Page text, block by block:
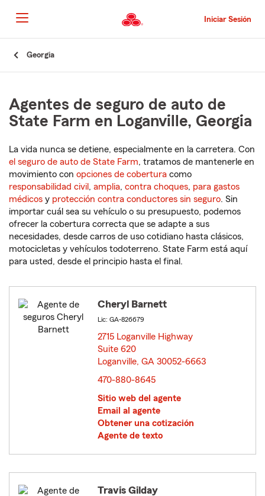
al
contenido
principal
Iniciar Sesión
Georgia
Agentes de seguro de auto de
State Farm en Loganville, Georgia
La vida nunca se detiene, especialmente en la carretera. Con
el seguro de auto de State Farm, tratamos de mantenerle en
movimiento con opciones de cobertura como
responsabilidad civil , amplia, contra choques, para gastos
médicos y protección contra conductores sin seguro. Sin
importar cuál sea su vehículo o su presupuesto, podemos
ofrecer la cobertura correcta que se adapte a sus
necesidades, desde carros de uso cotidiano hasta clásicos,
motocicletas y vehículos todoterreno. State Farm está aquí
para usted, desde el principio hasta el final.
Cheryl Barnett
Lic: GA-826679
2715 Loganville Highway
Suite 620
Loganville, GA 30052-6663
470-880-8645
Sitio web del agente
Email al agente
Obtener una cotización
Agente de texto
Travis Gilday